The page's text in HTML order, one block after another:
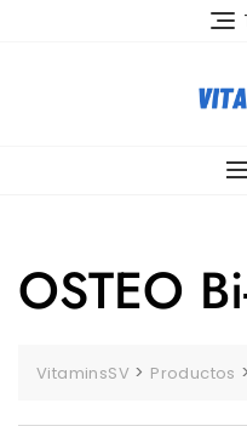
OSTEO
VitaminsSV > Productos